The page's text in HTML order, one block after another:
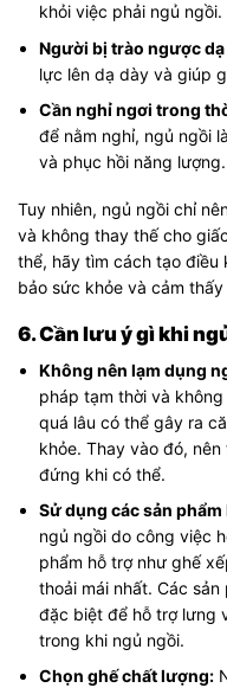
khỏi việc phải ngủ ngồi.
Người bị trào ngược
lực lên dạ dày và giúp
Cần nghỉ ngơi trong
để nằm nghỉ, ngủ ngồi
và phục hồi năng lượng.
Tuy nhiên, ngủ ngồi chỉ
và không thay thế cho
thể, hãy tìm cách tạo điều
bảo sức khỏe và cảm
6. Cần lưu ý gì khi
Không nên lạm dụng
pháp tạm thời và
quá lâu có thể gây ra
khỏe. Thay vào đó,
đứng khi có thể.
Sử dụng các sản
ngủ ngồi do công việc
phẩm hỗ trợ như ghế
thoải mái nhất. Các
đặc biệt để hỗ trợ lưng
trong khi ngủ ngồi.
Chọn ghế chất lượng: